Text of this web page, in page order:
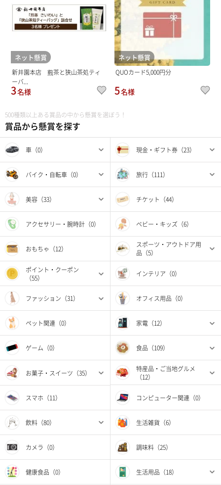
500種類以上ある賞品の中から懸賞を選ぼう！
賞品から懸賞を探す
車（0） 現金・ギフト券（23）
バイク・自転車（0） 旅行（111）
美容（33） チケット（44）
アクセサリー・腕時計（0） ベビー・キッズ（6）
おもちゃ（12）
スポーツ・アウトドア用
品（5）
ポイント・クーポン
（55）
インテリア（0）
ファッション（31） オフィス用品（0）
ペット関連（0） 家電（12）
ゲーム（0） 食品（109）
お菓子・スイーツ（35）
特産品・ご当地グルメ
（12）
スマホ（11） コンピューター関連（0）
飲料（80） 生活雑貨（6）
カメラ（0） 調味料（25）
健康食品（0） 生活用品（18）
ネット懸賞
新井園本店 煎茶と狭山茶処ティ
ーバ...
3名様
ネット懸賞
QUOカード5,000円分
5名様